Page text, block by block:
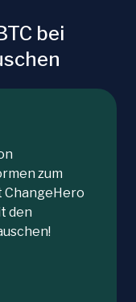
bei
zum
den